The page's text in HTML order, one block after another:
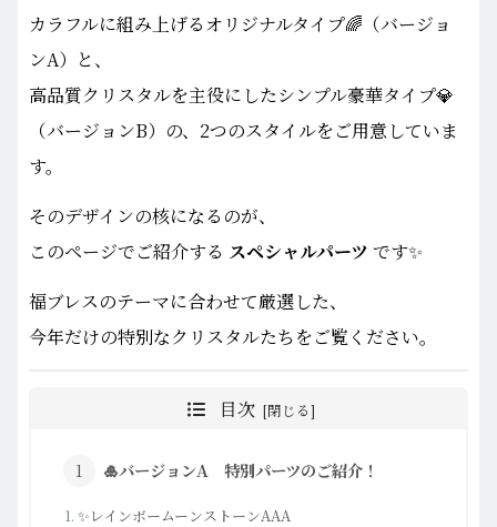
カラフルに組み上げるオリジナルタイプ🌈（バージョ
ンA）と、
高品質クリスタルを主役にしたシンプル豪華タイプ💎
（バージョンB）の、2つのスタイルをご用意していま
す。
そのデザインの核になるのが、
このページでご紹介する スペシャルパーツ です✨
福ブレスのテーマに合わせて厳選した、
今年だけの特別なクリスタルたちをご覧ください。
目次
🎍バージョンA 特別パーツのご紹介！
✨レインボームーンストーンAAA